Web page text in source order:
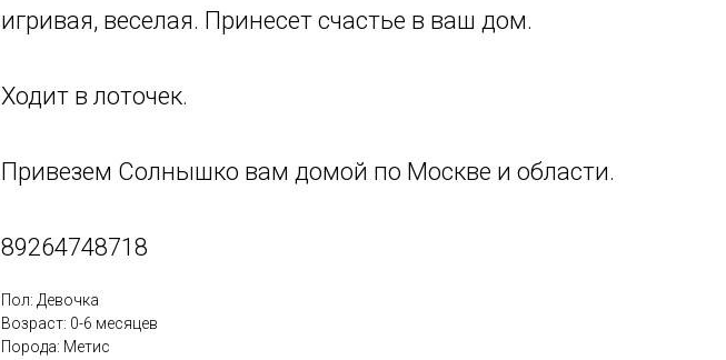
игривая, веселая. Принесет счастье в ваш дом.
Ходит в лоточек.
Привезем Солнышко вам домой по Москве и области.
89264748718
Пол: Девочка
Возраст: 0-6 месяцев
Порода: Метис